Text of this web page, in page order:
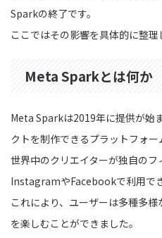
Sparkの終了です。
ここではその影響を具体的に整理
Meta Sparkとは何か
Meta Sparkは2019年に提供が始
クトを制作できるプラットフォー
世界中のクリエイターが独自のフ
InstagramやFacebookで利用で
これにより、ユーザーは多種多
を楽しむことができました。